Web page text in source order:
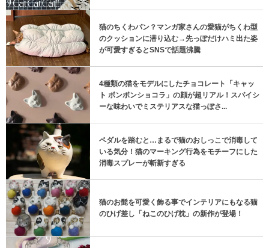
猫のちくわパン？マンガ家さんの愛猫がちくわ型
のクッションに潜り込む→先っぽだけハミ出た姿
が可愛すぎるとSNSで話題沸騰
4種類の猫をモデルにしたチョコレート「キャッ
ト ボンボンショコラ」の顔が超リアル！スパイシ
ーな味わいでミステリアスな猫っぽさ...
ペダルを踏むと…まるで猫のおしっこで消毒して
いる気分！猫のマーキング行為をモチーフにした
消毒スプレーが斬新すぎる
猫のお髭を可愛く飾る事でインテリアにもなる猫
のひげ差し「ねこのひげ枕」の新作が登場！